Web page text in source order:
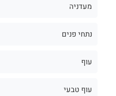
מעדניה
נתחי פנים
עוף
עוף טבעי